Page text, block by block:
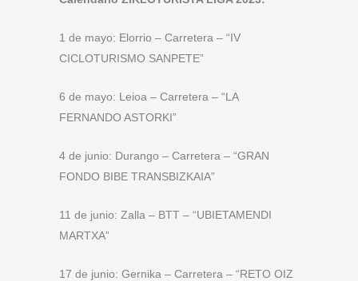
1 de mayo: Elorrio – Carretera – “IV
CICLOTURISMO SANPETE”
6 de mayo: Leioa – Carretera – “LA
FERNANDO ASTORKI”
4 de junio: Durango – Carretera – “GRAN
FONDO BIBE TRANSBIZKAIA”
11 de junio: Zalla – BTT – “UBIETAMENDI
MARTXA”
17 de junio: Gernika – Carretera – “RETO OIZ